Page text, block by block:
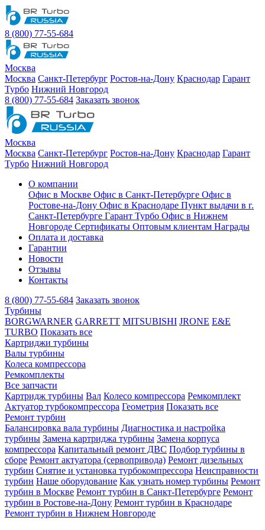
8 (800) 77-55-684
Москва
Москва Санкт-Петербург Ростов-на-Дону Краснодар Гарант
Турбо Нижний Новгород
8 (800) 77-55-684 Заказать звонок
Москва
Москва Санкт-Петербург Ростов-на-Дону Краснодар Гарант
Турбо Нижний Новгород
О компании
Офис в Москве Офис в Санкт-Петербурге Офис в
Ростове-на-Дону Офис в Краснодаре Пункт выдачи в г.
Санкт-Петербурге Гарант Турбо Офис в Нижнем
Новгороде Сертификаты Оптовым клиентам Награды
Оплата и доставка
Гарантии
Новости
Отзывы
Контакты
8 (800) 77-55-684 Заказать звонок
Турбины
BORGWARNER GARRETT MITSUBISHI JRONE E&E
TURBO Показать все
Картриджи турбины
Валы турбины
Колеса компрессора
Ремкомплекты
Все запчасти
Картридж турбины Вал Колесо компрессора Ремкомплект
Актуатор турбокомпрессора Геометрия Показать все
Ремонт турбин
Балансировка вала турбины Диагностика и настройка
турбины Замена картриджа турбины Замена корпуса
компрессора Капитальный ремонт ДВС Подбор турбины в
сборе Ремонт актуатора (сервопривода) Ремонт дизельных
турбин Снятие и установка турбокомпрессора Неисправности
турбин Наше оборудование Как узнать номер турбины Ремонт
турбин в Москве Ремонт турбин в Санкт-Петербурге Ремонт
турбин в Ростове-на-Дону Ремонт турбин в Краснодаре
Ремонт турбин в Нижнем Новгороде